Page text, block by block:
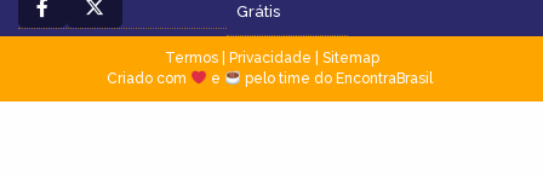
Grátis
Termos| Privacidade
Sitemap
Criado com
e pelo time do EncontraBrasil